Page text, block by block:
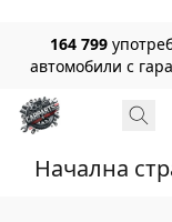
164 799
автомобили с
Начална